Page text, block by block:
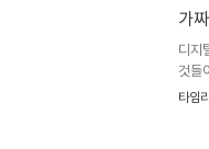
가
디지
것들
그런
타임